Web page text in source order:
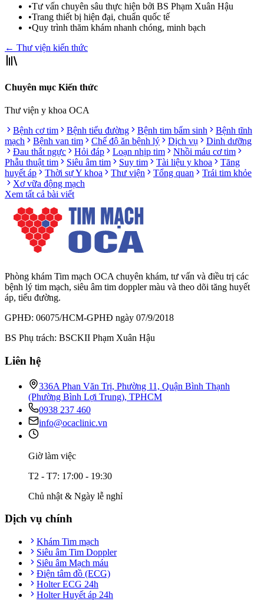
•Tư vấn chuyên sâu thực hiện bởi BS Phạm Xuân Hậu
•Trang thiết bị hiện đại, chuẩn quốc tế
•Quy trình thăm khám nhanh chóng, minh bạch
← Thư viện kiến thức
Chuyên mục Kiến thức
Thư viện y khoa OCA
Bệnh cơ tim
Bệnh tiểu đường Bệnh tim bẩm sinh
Bệnh tĩnh
mạch
Bệnh van tim Chế độ ăn bệnh lý Dịch vụ
Dinh dưỡng
Đau thắt ngực
Hỏi đáp Loạn nhịp tim
Nhồi máu cơ tim
Phẫu thuật tim
Siêu âm tim Suy tim Tài liệu y khoa
Tăng
huyết áp
Thời sự Y khoa Thư viện Tổng quan
Trái tim khỏe
Xơ vữa động mạch
Xem tất cả bài viết
Phòng khám Tim mạch OCA chuyên khám, tư vấn và điều trị các
bệnh lý tim mạch, siêu âm tim doppler màu và theo dõi tăng huyết
áp, tiểu đường.
GPHĐ: 06075/HCM-GPHĐ ngày 07/9/2018
BS Phụ trách: BSCKII Phạm Xuân Hậu
Liên hệ
336A Phan Văn Trị, Phường 11, Quận Bình Thạnh
(Phường Bình Lợi Trung), TPHCM
0938 237 460
info@ocaclinic.vn
Giờ làm việc
T2 - T7: 17:00 - 19:30
Chủ nhật & Ngày lễ nghỉ
Dịch vụ chính
Khám Tim mạch
Siêu âm Tim Doppler
Siêu âm Mạch máu
Điện tâm đồ (ECG)
Holter ECG 24h
Holter Huyết áp 24h